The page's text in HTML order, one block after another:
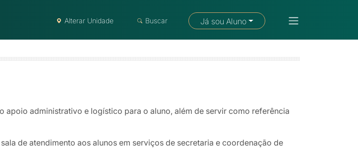
Fale com um consultor
Alterar Unidade Buscar Já sou Aluno
administrativo e logístico para o aluno, além de servir como referência
de atendimento aos alunos em serviços de secretaria e coordenação de